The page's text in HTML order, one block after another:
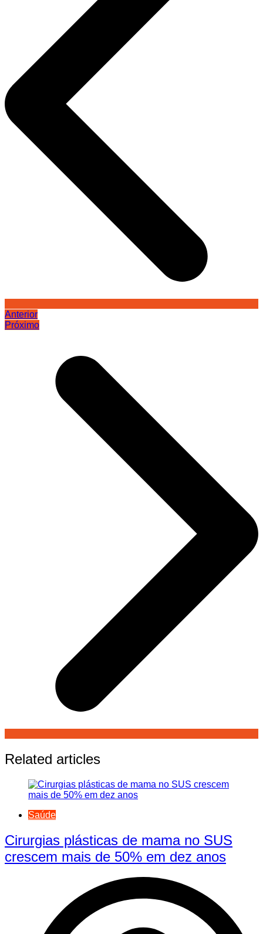
Anterior
Próximo
Related articles
Saúde
Cirurgias plásticas de mama no SUS
crescem mais de 50% em dez anos